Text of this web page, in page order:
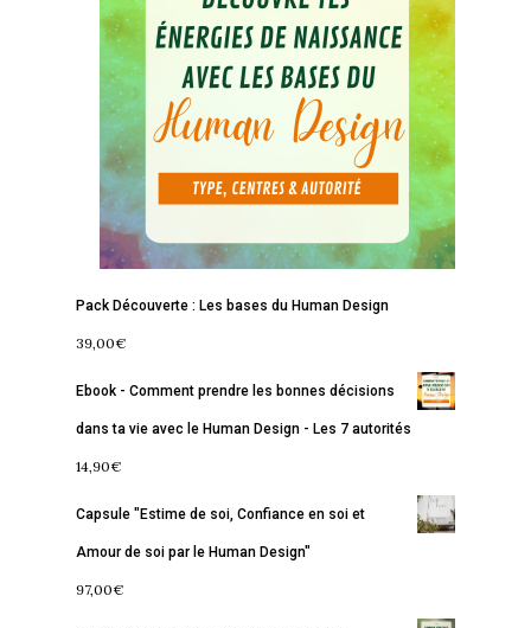
Pack Découverte : Les bases du Human Design
39,00€
Ebook - Comment prendre les bonnes décisions
dans ta vie avec le Human Design - Les 7 autorités
14,90€
Capsule "Estime de soi, Confiance en soi et
Amour de soi par le Human Design"
97,00€
Accueil
Commence ici
Se découvrir
Se réaliser
Accompagnements
Membership
Boutique